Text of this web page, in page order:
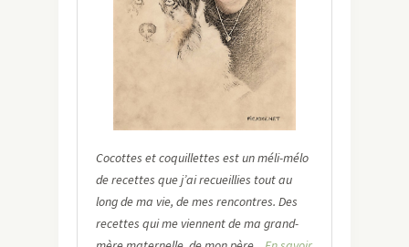
Cocottes et coquillettes est un méli-mélo
de recettes que j’ai recueillies tout au
long de ma vie, de mes rencontres. Des
recettes qui me viennent de ma grand-